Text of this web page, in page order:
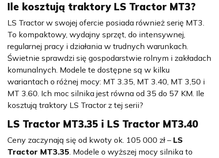
Ile kosztują traktory LS Tractor MT3?
LS Tractor w swojej ofercie posiada również serię MT3.
To kompaktowy, wydajny sprzęt, do intensywnej,
regularnej pracy i działania w trudnych warunkach.
Świetnie sprawdzi się gospodarstwie rolnym i zakładach
komunalnych. Modele te dostępne są w kilku
wariantach o różnej mocy: MT 3.35, MT 3.40, MT 3,50 i
MT 3.60. Ich moc silnika jest równa od 35 do 57 KM. Ile
kosztują traktory LS Tractor z tej serii?
LS Tractor MT3.35 i LS Tractor MT3.40
Ceny zaczynają się od kwoty ok. 105 000 zł – LS
Tractor MT3.35. Modele o wyższej mocy silnika to